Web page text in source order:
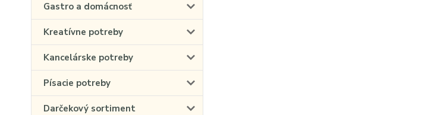
Gastro a domácnosť
Kreatívne potreby
Kancelárske potreby
Písacie potreby
Darčekový sortiment